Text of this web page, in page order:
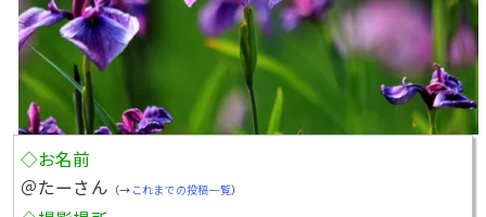
◇お名前
＠たーさん （→ これまでの投稿一覧）